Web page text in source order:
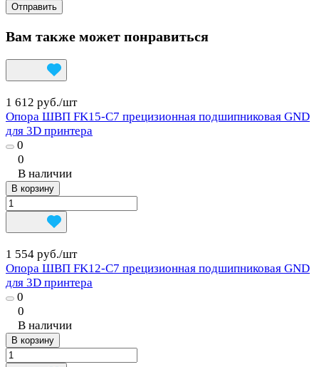
Вам также может понравиться
1 612 руб./шт
Опора ШВП FK15-C7 прецизионная подшипниковая GND
для 3D принтера
0
0
В наличии
В корзину
1 554 руб./шт
Опора ШВП FK12-C7 прецизионная подшипниковая GND
для 3D принтера
0
0
В наличии
В корзину